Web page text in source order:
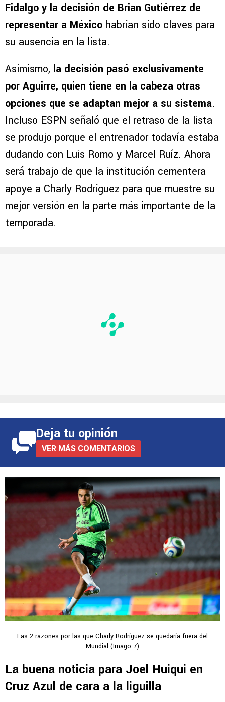
Fidalgo y la decisión de Brian Gutiérrez de
representar a México habrían sido claves para
su ausencia en la lista.
Asimismo, la decisión pasó exclusivamente
por Aguirre, quien tiene en la cabeza otras
opciones que se adaptan mejor a su sistema.
Incluso ESPN señaló que el retraso de la lista
se produjo porque el entrenador todavía estaba
dudando con Luis Romo y Marcel Ruíz. Ahora
será trabajo de que la institución cementera
apoye a Charly Rodríguez para que muestre su
mejor versión en la parte más importante de la
temporada.
Deja tu opinión
VER MÁS COMENTARIOS
Las 2 razones por las que Charly Rodríguez se quedaría fuera del
Mundial (Imago 7)
La buena noticia para Joel Huiqui en
Cruz Azul de cara a la liguilla